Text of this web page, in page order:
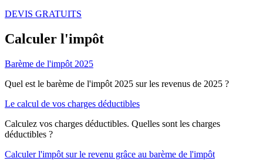
DEVIS GRATUITS
Calculer l'impôt
Barème de l'impôt 2025
Quel est le barème de l'impôt 2025 sur les revenus de 2025 ?
Le calcul de vos charges déductibles
Calculez vos charges déductibles. Quelles sont les charges
déductibles ?
Calculer l'impôt sur le revenu grâce au barème de l'impôt